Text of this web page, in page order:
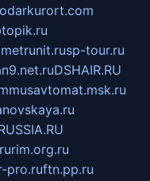
sp-tour.ru
DSHAIR.RU
musavtomat.msk.ru
rim.org.ru
pro.ruftn.pp.ru